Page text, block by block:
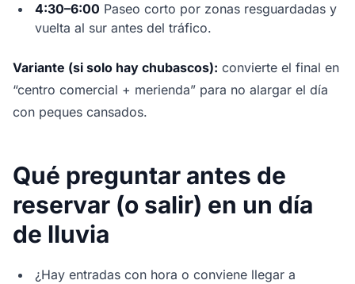
4:30–6:00 Paseo corto por zonas resguardadas y
vuelta al sur antes del tráfico.
Variante (si solo hay chubascos): convierte el final en
“centro comercial + merienda” para no alargar el día
con peques cansados.
Qué preguntar antes de
reservar (o salir) en un día
de lluvia
¿Hay entradas con hora o conviene llegar a